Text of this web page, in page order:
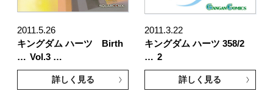
2011.5.26
キングダム ハーツ Birth
… Vol.3 …
詳しく見る
2011.3.22
キングダム ハーツ 358/2
… 2
詳しく見る